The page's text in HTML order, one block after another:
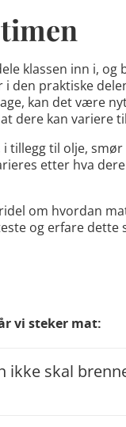
klassen inn i, og
den praktiske
kan det være
dere kan variere
tillegg til olje,
etter hva
om hvordan
og erfare dette
vi steker mat:
skal